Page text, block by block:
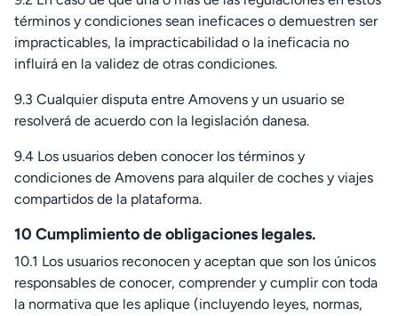
términos y condiciones sean ineficaces o demuestren ser
impracticables, la impracticabilidad o la ineficacia no
influirá en la validez de otras condiciones.
9.3 Cualquier disputa entre Amovens y un usuario se
resolverá de acuerdo con la legislación danesa.
9.4 Los usuarios deben conocer los términos y
condiciones de Amovens para alquiler de coches y viajes
compartidos de la plataforma.
10 Cumplimiento de obligaciones legales.
10.1 Los usuarios reconocen y aceptan que son los únicos
responsables de conocer, comprender y cumplir con toda
la normativa que les aplique (incluyendo leyes, normas,